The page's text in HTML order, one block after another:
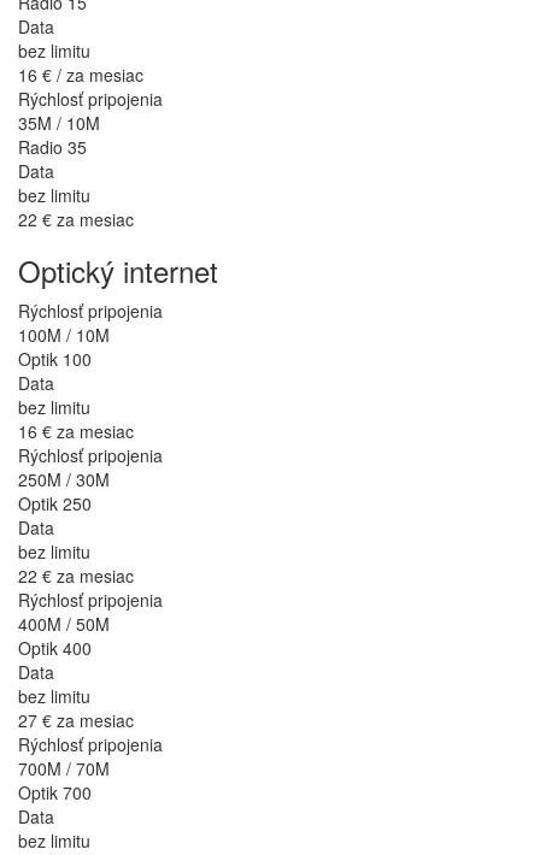
Data
bez limitu
16 € / za mesiac
Rýchlosť pripojenia
35M / 10M
Radio 35
Data
bez limitu
22 € za mesiac
Optický internet
Rýchlosť pripojenia
100M / 10M
Optik 100
Data
bez limitu
16 € za mesiac
Rýchlosť pripojenia
250M / 30M
Optik 250
Data
bez limitu
22 € za mesiac
Rýchlosť pripojenia
400M / 50M
Optik 400
Data
bez limitu
27 € za mesiac
Rýchlosť pripojenia
700M / 70M
Optik 700
Data
bez limitu